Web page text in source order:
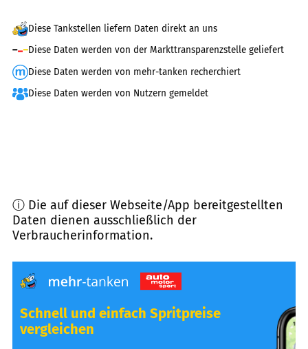
Diese Tankstellen liefern Daten direkt an uns
Diese Daten werden von der Markttransparenzstelle geliefert
Diese Daten werden von mehr-tanken recherchiert
Diese Daten werden von Nutzern gemeldet
ⓘ Die auf dieser Webseite/App bereitgestellten
Daten dienen ausschließlich der
Verbraucherinformation.
Schnell und einfach Spritpreise
vergleichen